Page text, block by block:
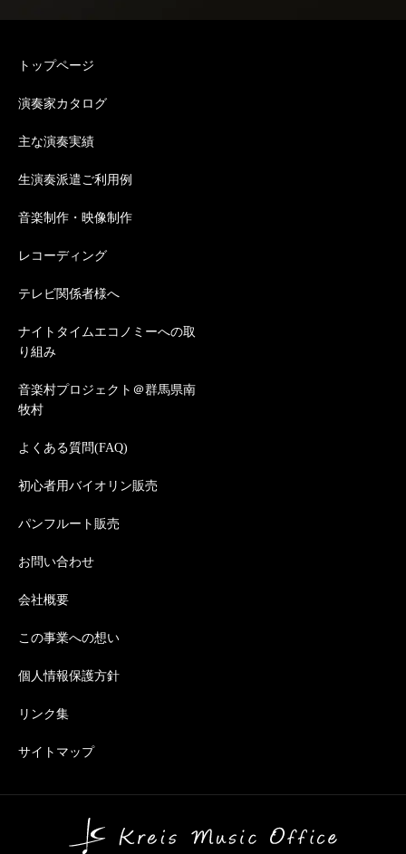
トップページ
演奏家カタログ
主な演奏実績
生演奏派遣ご利用例
音楽制作・映像制作
レコーディング
テレビ関係者様へ
ナイトタイムエコノミーへの取
り組み
音楽村プロジェクト＠群馬県南
牧村
よくある質問(FAQ)
初心者用バイオリン販売
パンフルート販売
お問い合わせ
会社概要
この事業への想い
個人情報保護方針
リンク集
サイトマップ